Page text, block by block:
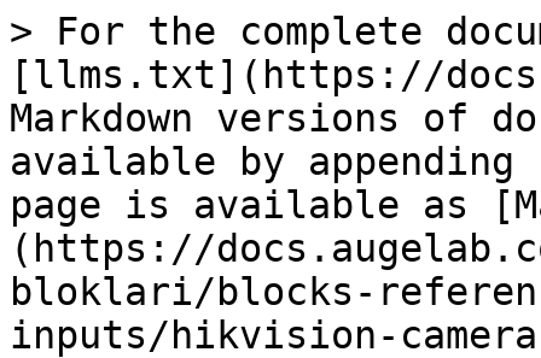
> For the complete
[llms.txt](https://
Markdown versions of
available by
page is available as
(https://
bloklari/blocks-
inputs/hikvision-